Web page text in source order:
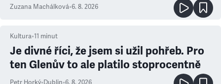
Zuzana Machálková•6. 8. 2026
Kultura•11 minut
Je divné říci, že jsem si užil pohřeb. Pro
ten Glenův to ale platilo stoprocentně